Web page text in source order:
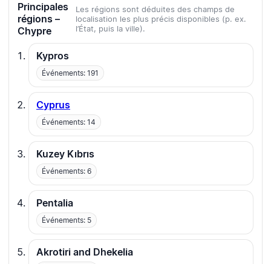
Principales
régions –
Chypre
Les régions sont déduites des champs de
localisation les plus précis disponibles (p. ex.
l’État, puis la ville).
Kypros
Événements: 191
Cyprus
Événements: 14
Kuzey Kıbrıs
Événements: 6
Pentalia
Événements: 5
Akrotiri and Dhekelia